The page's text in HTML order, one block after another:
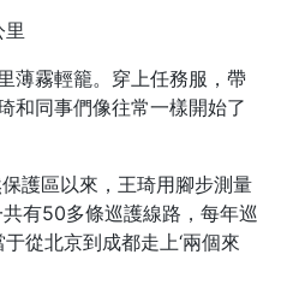
薄霧輕籠。穿上任務服，帶
和同事們像往常一樣開始了
護區以來，王琦用腳步測量
有50多條巡護線路，每年巡
從北京到成都走上‘兩個來